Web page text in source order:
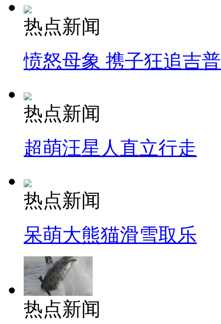
热点新闻
愤怒母象 携子狂追吉
热点新闻
超萌汪星人直立行走
热点新闻
呆萌大熊猫滑雪取乐
热点新闻